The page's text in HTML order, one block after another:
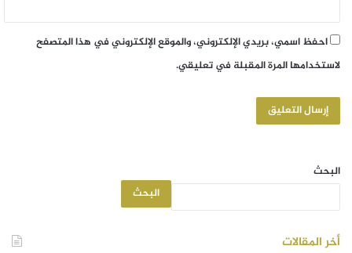
احفظ اسمي، بريدي الإلكتروني، والموقع الإلكتروني في هذا المتصفح
لاستخدامها المرة المقبلة في تعليقي.
البحث
البحث
أخر المقالات